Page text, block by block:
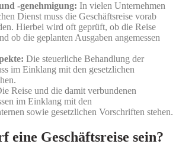
-genehmigung: In vielen Unternehmen
Dienst muss die Geschäftsreise vorab
Hierbei wird oft geprüft, ob die Reise
ob die geplanten Ausgaben angemessen
Die steuerliche Behandlung der
im Einklang mit den gesetzlichen
Reise und die damit verbundenen
im Einklang mit den
sowie gesetzlichen Vorschriften stehen.
eine Geschäftsreise sein?